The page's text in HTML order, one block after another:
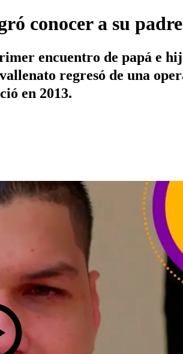
conocer a su
encuentro de papá e
regresó de una
en 2013.